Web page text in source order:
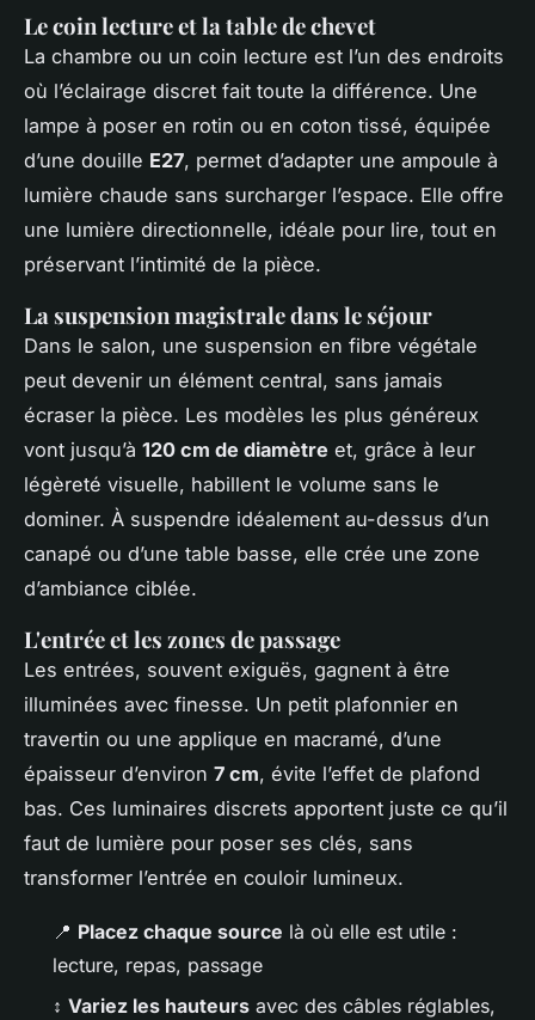
Le coin lecture et la table de chevet
La chambre ou un coin lecture est l’un des endroits
où l’éclairage discret fait toute la différence. Une
lampe à poser en rotin ou en coton tissé, équipée
d’une douille E27, permet d’adapter une ampoule à
lumière chaude sans surcharger l’espace. Elle offre
une lumière directionnelle, idéale pour lire, tout en
préservant l’intimité de la pièce.
La suspension magistrale dans le séjour
Dans le salon, une suspension en fibre végétale
peut devenir un élément central, sans jamais
écraser la pièce. Les modèles les plus généreux
vont jusqu’à 120 cm de diamètre et, grâce à leur
légèreté visuelle, habillent le volume sans le
dominer. À suspendre idéalement au-dessus d’un
canapé ou d’une table basse, elle crée une zone
d’ambiance ciblée.
L'entrée et les zones de passage
Les entrées, souvent exiguës, gagnent à être
illuminées avec finesse. Un petit plafonnier en
travertin ou une applique en macramé, d’une
épaisseur d’environ 7 cm, évite l’effet de plafond
bas. Ces luminaires discrets apportent juste ce qu’il
faut de lumière pour poser ses clés, sans
transformer l’entrée en couloir lumineux.
📍 Placez chaque source là où elle est utile :
lecture, repas, passage
↕️ Variez les hauteurs avec des câbles réglables,